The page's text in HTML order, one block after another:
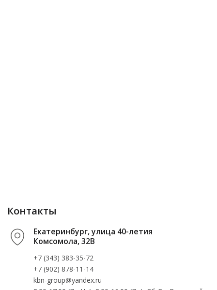
Контакты
Екатеринбург, улица 40-летия
Комсомола, 32В
+7 (343) 383-35-72
+7 (902) 878-11-14
kbn-group@yandex.ru